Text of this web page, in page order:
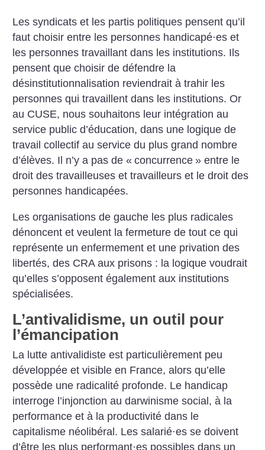
Les syndicats et les partis politiques pensent qu’il
faut choisir entre les personnes handicapé·es et
les personnes travaillant dans les institutions. Ils
pensent que choisir de défendre la
désinstitutionnalisation reviendrait à trahir les
personnes qui travaillent dans les institutions. Or
au CUSE, nous souhaitons leur intégration au
service public d’éducation, dans une logique de
travail collectif au service du plus grand nombre
d’élèves. Il n’y a pas de « concurrence » entre le
droit des travailleuses et travailleurs et le droit des
personnes handicapées.
Les organisations de gauche les plus radicales
dénoncent et veulent la fermeture de tout ce qui
représente un enfermement et une privation des
libertés, des CRA aux prisons : la logique voudrait
qu’elles s’opposent également aux institutions
spécialisées.
L’antivalidisme, un outil pour
l’émancipation
La lutte antivalidiste est particulièrement peu
développée et visible en France, alors qu’elle
possède une radicalité profonde. Le handicap
interroge l’injonction au darwinisme social, à la
performance et à la productivité dans le
capitalisme néolibéral. Les salarié·es se doivent
d’être les plus performant·es possibles dans un